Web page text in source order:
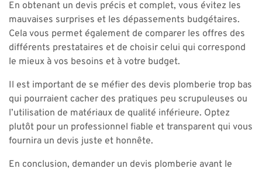
En obtenant un devis précis et complet, vous évitez les
mauvaises surprises et les dépassements budgétaires.
Cela vous permet également de comparer les offres des
différents prestataires et de choisir celui qui correspond
le mieux à vos besoins et à votre budget.
Il est important de se méfier des devis plomberie trop bas
qui pourraient cacher des pratiques peu scrupuleuses ou
l’utilisation de matériaux de qualité inférieure. Optez
plutôt pour un professionnel fiable et transparent qui vous
fournira un devis juste et honnête.
En conclusion, demander un devis plomberie avant le